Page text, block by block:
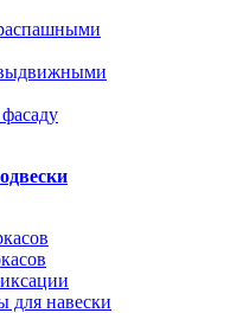
выдвижными
навески